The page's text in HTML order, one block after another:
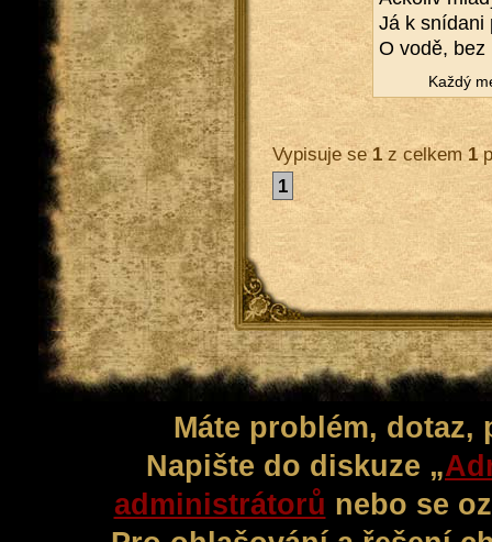
Já k sní­da­ni
O vodě, bez
Každý
Vypisuje se1z celkem1
1
Máte problém,
Napište do diskuze „
administrátorů nebo se